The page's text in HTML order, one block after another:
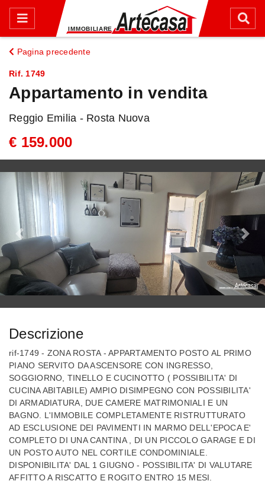
Rif. 1749
Appartamento in vendita
Pagina precedente
Reggio Emilia - Rosta Nuova
€ 159.000
Descrizione
rif-1749 - ZONA ROSTA - APPARTAMENTO POSTO AL PRIMO
PIANO SERVITO DA ASCENSORE CON INGRESSO,
SOGGIORNO, TINELLO E CUCINOTTO ( POSSIBILITA' DI
CUCINA ABITABILE) AMPIO DISIMPEGNO CON POSSIBILITA'
DI ARMADIATURA, DUE CAMERE MATRIMONIALI E UN
BAGNO. L'IMMOBILE COMPLETAMENTE RISTRUTTURATO
AD ESCLUSIONE DEI PAVIMENTI IN MARMO DELL'EPOCA E'
COMPLETO DI UNA CANTINA , DI UN PICCOLO GARAGE E DI
UN POSTO AUTO NEL CORTILE CONDOMINIALE.
DISPONIBILITA' DAL 1 GIUGNO - POSSIBILITA' DI VALUTARE
AFFITTO A RISCATTO E ROGITO ENTRO 15 MESI.